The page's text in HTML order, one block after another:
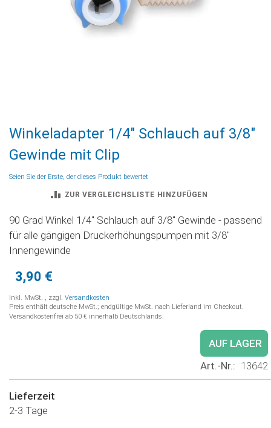
Anfang
der
Bildgalerie
springen
Winkeladapter 1/4" Schlauch auf 3/8"
Gewinde mit Clip
Seien Sie der Erste, der dieses Produkt bewertet
ZUR VERGLEICHSLISTE HINZUFÜGEN
90 Grad Winkel 1/4'' Schlauch auf 3/8'' Gewinde - passend
für alle gängigen Druckerhöhungspumpen mit 3/8''
Innengewinde
3,90 €
Inkl. MwSt. , zzgl. Versandkosten
Preis enthält deutsche MwSt.; endgültige MwSt. nach Lieferland im Checkout.
Versandkostenfrei ab 50 € innerhalb Deutschlands.
AUF LAGER
Art.-Nr.
13642
Lieferzeit
2-3 Tage